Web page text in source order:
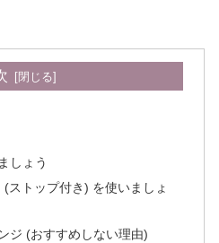
しょう
ストップ付き) を使いましょ
ジ (おすすめしない理由)